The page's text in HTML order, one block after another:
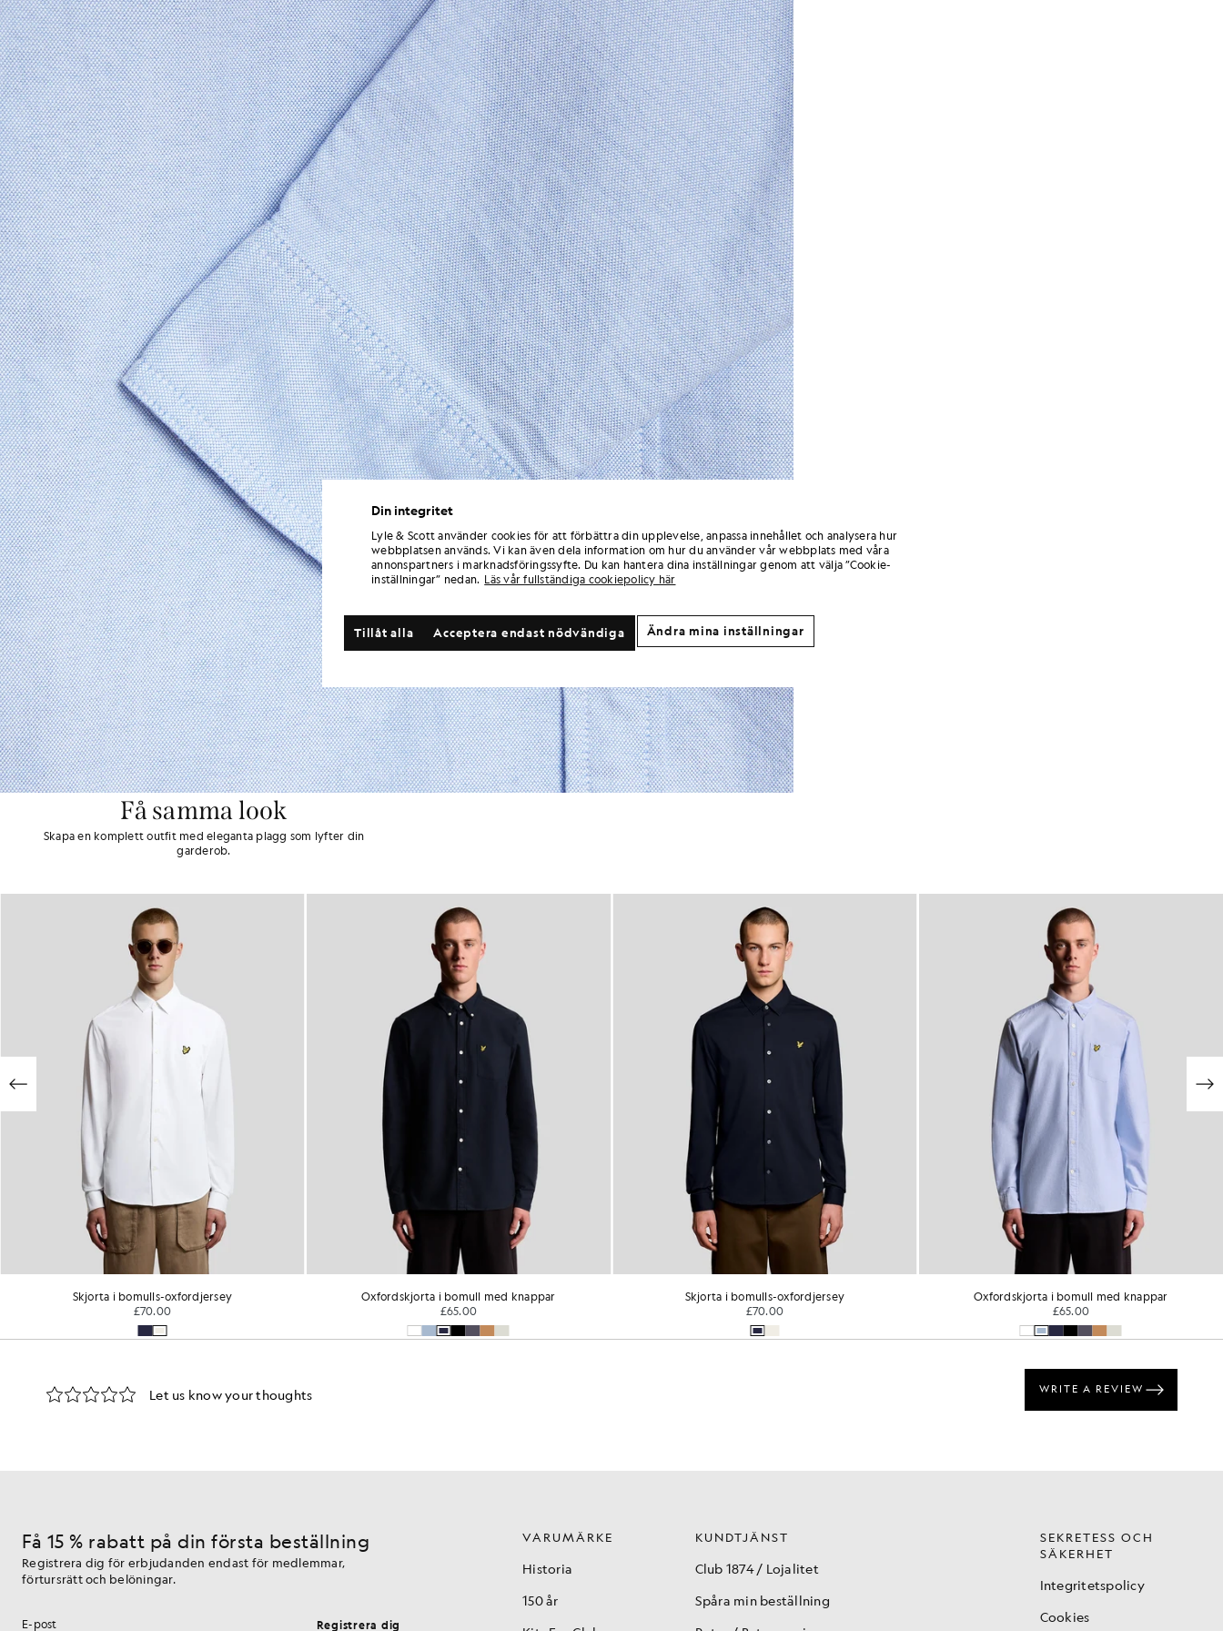
Få samma look
Skapa en komplett outfit med eleganta plagg som lyfter din
garderob.
Skjorta i bomulls-oxfordjersey
£70.00
Oxfordskjorta i bomull med knappar
£65.00
Skjorta i bomulls-oxfordjersey
£70.00
Oxfordskjorta i bomull med knappar
£65.00
Få 15 % rabatt på din första beställning
Registrera dig för erbjudanden endast för medlemmar,
förtursrätt och belöningar.
Registrera dig
VARUMÄRKE
Historia
150 år
KUNDTJÄNST
Club 1874 / Lojalitet
Spåra min beställning
SEKRETESS OCH
SÄKERHET
Integritetspolicy
Cookies
Din integritet
Lyle & Scott använder cookies för att förbättra din upplevelse, anpassa innehållet och analysera hur
webbplatsen används. Vi kan även dela information om hur du använder vår webbplats med våra
annonspartners i marknadsföringssyfte. Du kan hantera dina inställningar genom att välja ”Cookie-
inställningar” nedan. Läs vår fullständiga cookiepolicy här
Acceptera endast nödvändiga
Tillåt alla Ändra mina inställningar